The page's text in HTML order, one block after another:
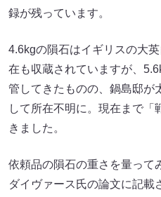
録が残っています。
4.6kgの隕石はイギリスの大
在も収蔵されていますが、
管してきたものの、鍋島邸が
して所在不明に。現在まで「
きました。
依頼品の隕石の重さを量って
ダイヴァース氏の論文に記載